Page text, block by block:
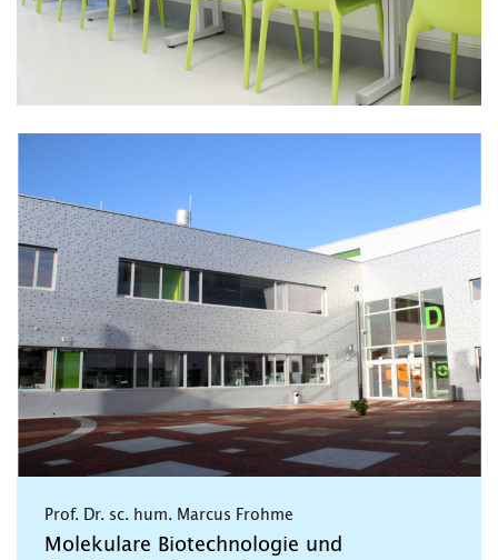
Prof. Dr. sc. hum. Marcus Frohme
Molekulare Biotechnologie und